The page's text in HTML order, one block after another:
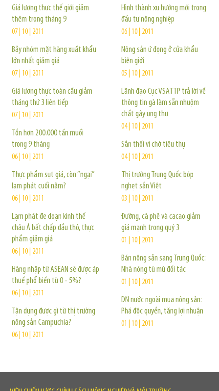
Giá lương thực thế giới giảm
thêm trong tháng 9
07 | 10 | 2011
Bảy nhóm mặt hàng xuất khẩu
lớn nhất giảm giá
07 | 10 | 2011
Giá lương thực toàn cầu giảm
tháng thứ 3 liên tiếp
07 | 10 | 2011
Tồn hơn 200.000 tấn muối
trong 9 tháng
06 | 10 | 2011
Thực phẩm sụt giá, còn “ngại”
lạm phát cuối năm?
06 | 10 | 2011
Lạm phát đe doạn kinh thế
châu Á bất chấp dầu thô, thực
phẩm giảm giá
06 | 10 | 2011
Hàng nhập từ ASEAN sẽ được áp
thuế phổ biến từ 0 - 5%?
06 | 10 | 2011
Tận dụng được gì từ thị trường
nông sản Campuchia?
06 | 10 | 2011
Hình thành xu hướng mới trong
đầu tư nông nghiệp
06 | 10 | 2011
Nông sản ứ đọng ở cửa khẩu
biên giới
05 | 10 | 2011
Lãnh đạo Cục VSATTP trả lời về
thông tin gà làm sẵn nhuộm
chất gây ung thư
04 | 10 | 2011
Sắn thối vì chờ tiêu thụ
04 | 10 | 2011
Thị trường Trung Quốc bóp
nghẹt sắn Việt
03 | 10 | 2011
Đường, cà phê và cacao giảm
giá mạnh trong quý 3
01 | 10 | 2011
Bán nông sản sang Trung Quốc:
Nhà nông tù mù đối tác
01 | 10 | 2011
DN nước ngoài mua nông sản:
Phá độc quyền, tăng lợi nhuận
01 | 10 | 2011